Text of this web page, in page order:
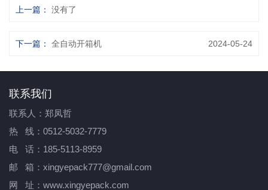
上一篇： 没有了
下一篇： 全自动开箱机 2024-05-24
联系我们
联系人：郑凤哲
热 线：0512-5032-7779
电 话：185-5113-8959
邮 箱：xingyepack777@gmail.com
网 址：www.xingyepack.com